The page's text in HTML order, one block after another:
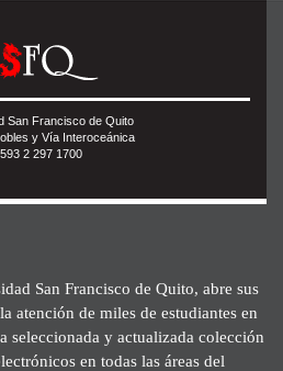
San Francisco de Quito
y Vía Interoceánica
2 297 1700
San Francisco de Quito, abre sus
atención de miles de estudiantes en
seleccionada y actualizada colección
en todas las áreas del